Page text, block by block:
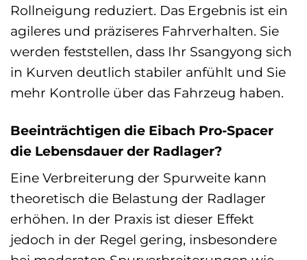
Rollneigung reduziert. Das Ergebnis ist ein
agileres und präziseres Fahrverhalten. Sie
werden feststellen, dass Ihr Ssangyong sich
in Kurven deutlich stabiler anfühlt und Sie
mehr Kontrolle über das Fahrzeug haben.
Beeinträchtigen die Eibach Pro-Spacer
die Lebensdauer der Radlager?
Eine Verbreiterung der Spurweite kann
theoretisch die Belastung der Radlager
erhöhen. In der Praxis ist dieser Effekt
jedoch in der Regel gering, insbesondere